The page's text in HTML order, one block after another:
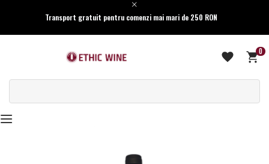
Transport gratuit pentru comenzi mai mari de 250 RON
0